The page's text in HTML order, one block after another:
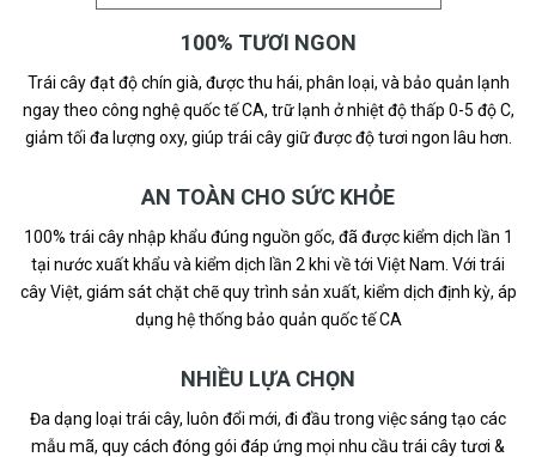
100% TƯƠI NGON
Trái cây đạt độ chín già, được thu hái, phân loại, và bảo quản lạnh
ngay theo công nghệ quốc tế CA, trữ lạnh ở nhiệt độ thấp 0-5 độ C,
giảm tối đa lượng oxy, giúp trái cây giữ được độ tươi ngon lâu hơn.
AN TOÀN CHO SỨC KHỎE
100% trái cây nhập khẩu đúng nguồn gốc, đã được kiểm dịch lần 1
tại nước xuất khẩu và kiểm dịch lần 2 khi về tới Việt Nam. Với trái
cây Việt, giám sát chặt chẽ quy trình sản xuất, kiểm dịch định kỳ, áp
dụng hệ thống bảo quản quốc tế CA
NHIỀU LỰA CHỌN
Đa dạng loại trái cây, luôn đổi mới, đi đầu trong việc sáng tạo các
mẫu mã, quy cách đóng gói đáp ứng mọi nhu cầu trái cây tươi &